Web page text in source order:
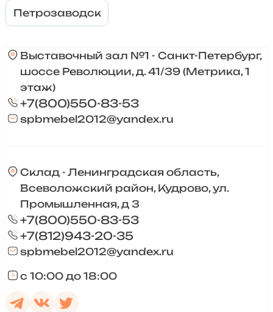
Петрозаводск
Выставочный зал №1 - Санкт-Петербург,
шоссе Революции, д. 41/39 (Метрика, 1
этаж)
+7(800)550-83-53
spbmebel2012@yandex.ru
Склад - Ленинградская область,
Всеволожский район, Кудрово, ул.
Промышленная, д 3
+7(800)550-83-53
+7(812)943-20-35
spbmebel2012@yandex.ru
с 10:00 до 18:00